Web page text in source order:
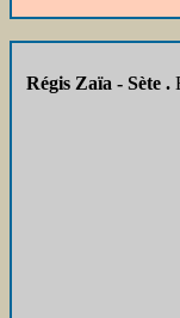
Régis Zaïa - Sète .